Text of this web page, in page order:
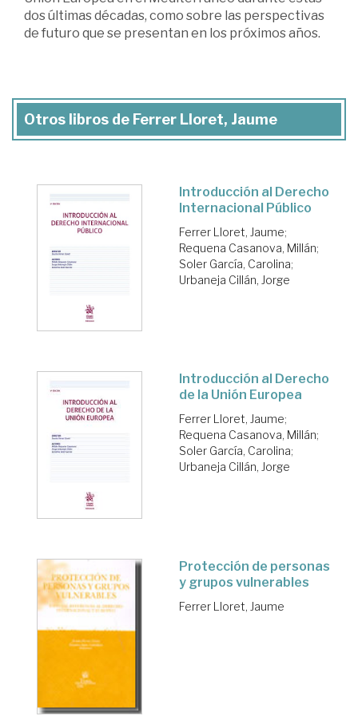
dos últimas décadas, como sobre las perspectivas
de futuro que se presentan en los próximos años.
Otros libros de Ferrer Lloret, Jaume
Introducción al Derecho
Internacional Público
Ferrer Lloret, Jaume;
Requena Casanova, Millán;
Soler García, Carolina;
Urbaneja Cillán, Jorge
Introducción al Derecho
de la Unión Europea
Ferrer Lloret, Jaume;
Requena Casanova, Millán;
Soler García, Carolina;
Urbaneja Cillán, Jorge
Protección de personas
y grupos vulnerables
Ferrer Lloret, Jaume